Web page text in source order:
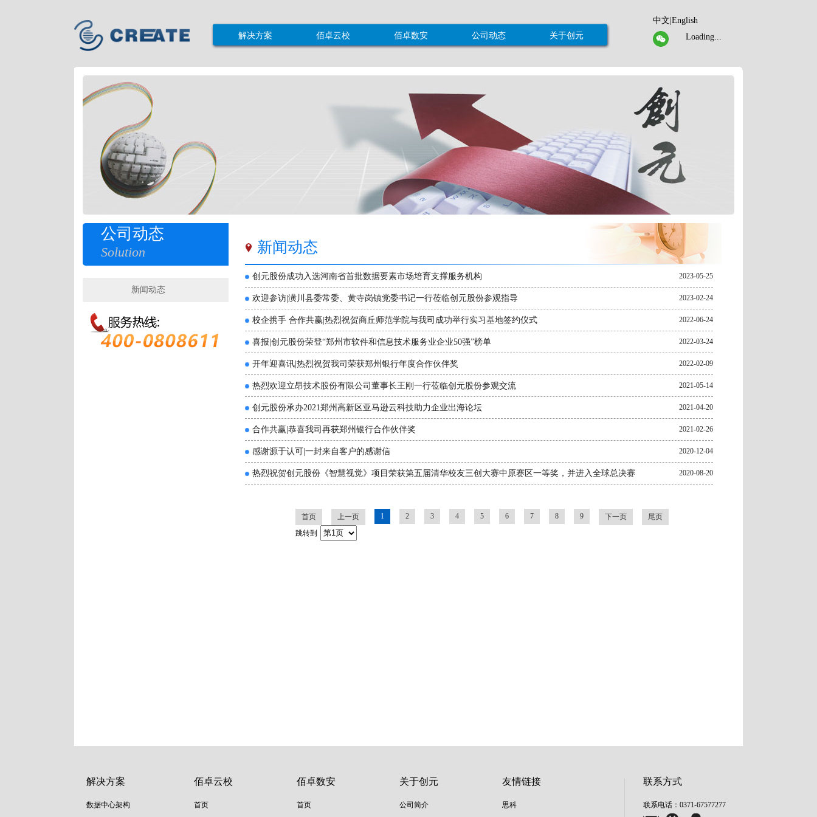
解决方案 佰卓云校 佰卓数安 公司动态 关于创元
中文|English
Loading...
公司动态
Solution
新闻动态
新闻动态
创元股份成功入选河南省首批数据要素市场培育支撑服务机构 2023-05-25
欢迎参访|潢川县委常委、黄寺岗镇党委书记一行莅临创元股份参观指导 2023-02-24
校企携手 合作共赢|热烈祝贺商丘师范学院与我司成功举行实习基地签约仪式 2022-06-24
喜报|创元股份荣登“郑州市软件和信息技术服务业企业50强”榜单 2022-03-24
开年迎喜讯|热烈祝贺我司荣获郑州银行年度合作伙伴奖 2022-02-09
热烈欢迎立昂技术股份有限公司董事长王刚一行莅临创元股份参观交流 2021-05-14
创元股份承办2021郑州高新区亚马逊云科技助力企业出海论坛 2021-04-20
合作共赢|恭喜我司再获郑州银行合作伙伴奖 2021-02-26
感谢源于认可|一封来自客户的感谢信 2020-12-04
热烈祝贺创元股份《智慧视觉》项目荣获第五届清华校友三创大赛中原赛区一等奖，并进入全球总决赛 2020-08-20
首页 上一页 1 2 3 4 5 6 7 8 9 下一页
尾页
跳转到
解决方案
数据中心架构
佰卓云校
首页
佰卓数安
首页
关于创元
公司简介
友情链接
思科
联系方式
联系电话：0371-67577277